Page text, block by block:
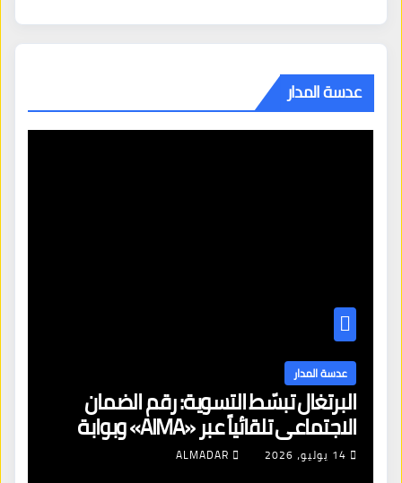
عدسة المدار
عدسة المدار
البرتغال تبسّط التسوية: رقم الضمان
الاجتماعي تلقائياً عبر «AIMA» وبوابة
جديدة لتجديد الإقامات
14 يوليو، 2026 ALMADAR